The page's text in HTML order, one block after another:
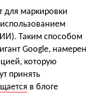
для маркировки
Таким способом
Google, намерен
которую
принять
в блоге